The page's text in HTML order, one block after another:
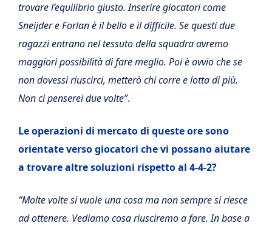
trovare l’equilibrio giusto. Inserire giocatori come
Sneijder e Forlan è il bello e il difficile. Se questi due
ragazzi entrano nel tessuto della squadra avremo
maggiori possibilità di fare meglio. Poi è ovvio che se
non dovessi riuscirci, metterò chi corre e lotta di più.
Non ci penserei due volte”.
Le operazioni di mercato di queste ore sono
orientate verso giocatori che vi possano aiutare
a trovare altre soluzioni rispetto al 4-4-2?
“Molte volte si vuole una cosa ma non sempre si riesce
ad ottenere. Vediamo cosa riusciremo a fare. In base a